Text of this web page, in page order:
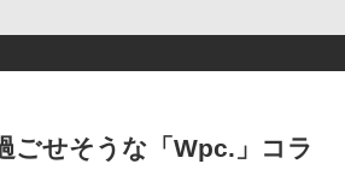
ごせそうな「Wpc.」コラ